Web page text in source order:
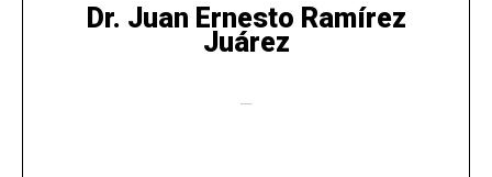
Dr. Juan Ernesto Ramírez
Juárez
—